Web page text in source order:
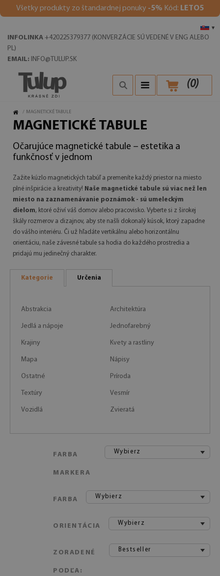
Všetky produkty zo štandardnej ponuky -5% Kód: LETO5
▾
INFOLINKA +420225379377 (KONVERZÁCIE SÚ VEDENÉ V ENG ALEBO
PL)
EMAIL: INFO@TULUP.SK
(0)
/ MAGNETICKÉ TABULE
MAGNETICKÉ TABULE
Očarujúce magnetické tabule – estetika a
funkčnosť v jednom
Zažite kúzlo magnetických tabúľ a premeníte každý priestor na miesto
plné inšpirácie a kreativity! Naše magnetické tabule sú viac než len
miesto na zaznamenávanie poznámok - sú umeleckým
dielom, ktoré oživí váš domov alebo pracovisko. Vyberte si z širokej
škály rozmerov a dizajnov, aby ste našli dokonalý kúsok, ktorý zapadne
do vášho interiéru. Či už hľadáte vertikálnu alebo horizontálnu
orientáciu, naše závesné tabule sa hodia do každého prostredia a
pridajú mu jedinečný charakter.
Kategorie Určenia
Abstrakcia Architektúra
Jedlá a nápoje Jednofarebný
Krajiny Kvety a rastliny
Mapa Nápisy
Ostatné Príroda
Textúry Vesmír
Vozidlá Zvieratá
FARBA
MARKERA
Wybierz
FARBA Wybierz
ORIENTÁCIA Wybierz
ZORADENÉ
PODĽA:
Bestseller